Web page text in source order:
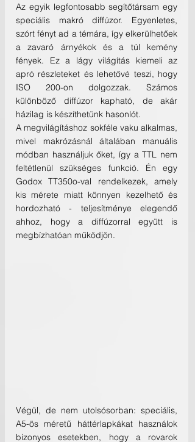
Az egyik legfontosabb segítőtársam egy
speciális makró diffúzor. Egyenletes,
szórt fényt ad a témára, így elkerülhetőek
a zavaró árnyékok és a túl kemény
fények. Ez a lágy világítás kiemeli az
apró részleteket és lehetővé teszi, hogy
ISO 200-on dolgozzak. Számos
különböző diffúzor kapható, de akár
házilag is készíthetünk hasonlót.
A megvilágításhoz sokféle vaku alkalmas,
mivel makrózásnál általában manuális
módban használjuk őket, így a TTL nem
feltétlenül szükséges funkció. Én egy
Godox TT350o-val rendelkezek, amely
kis mérete miatt könnyen kezelhető és
hordozható - teljesítménye elegendő
ahhoz, hogy a diffúzorral együtt is
megbízhatóan működjön.
Végül, de nem utolsósorban: speciális,
A5-ös méretű háttérlapkákat használok
bizonyos esetekben, hogy a rovarok